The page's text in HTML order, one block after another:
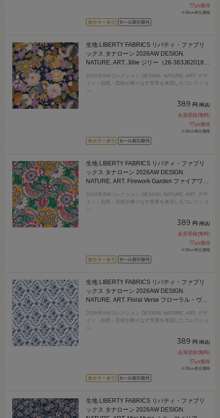
17pt獲得
※10cm単位価格
生地 LIBERTY FABRICS リバティ・ファブリ
ックス タナローン 2026AW DESIGN.
NATURE. ART. Jillie ジリー（26-363J62018）
2026年AWコレクション DESIGN. NATURE. ART. デザ
イン・自然・芸術が織りなす世界を体現したコレクショ
ン。
389 円 (税込)
会員登録(無料)
17pt獲得
※10cm単位価格
生地 LIBERTY FABRICS リバティ・ファブリ
ックス タナローン 2026AW DESIGN.
NATURE. ART. Firework Garden ファイアワー
ン 09Ac04j
2026年AWコレクション DESIGN. NATURE. ART. デザ
イン・自然・芸術が織りなす世界を体現したコレクショ
ン。
389 円 (税込)
会員登録(無料)
17pt獲得
※10cm単位価格
生地 LIBERTY FABRICS リバティ・ファブリ
ックス タナローン 2026AW DESIGN.
NATURE. ART. Floral Verse フローラル・ヴァ
2026年AWコレクション DESIGN. NATURE. ART. デザ
イン・自然・芸術が織りなす世界を体現したコレクショ
ン。
389 円 (税込)
会員登録(無料)
17pt獲得
※10cm単位価格
生地 LIBERTY FABRICS リバティ・ファブリ
ックス タナローン 2026AW DESIGN.